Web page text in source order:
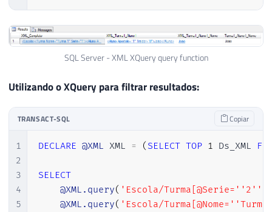
SQL Server - XML XQuery query function
Utilizando o XQuery para filtrar resultados:
TRANSACT-SQL Copiar
1
2
3
4
5
DECLARE @XML XML = ( SELECT TOP 1 Ds_XML
SELECT
@XML.query( 'Escola/
@XML.query( 'Escola/